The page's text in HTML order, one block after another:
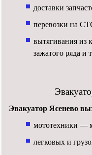
доставки
перевозки на
вытягивания из
зажатого ряда и
Эвакуатор Ясенево
мототехники —
легковых и